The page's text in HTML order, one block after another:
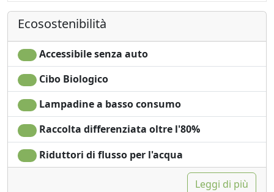
Ecosostenibilità
Accessibile senza auto
Cibo Biologico
Lampadine a basso consumo
Raccolta differenziata oltre l'80%
Riduttori di flusso per l'acqua
Leggi di più